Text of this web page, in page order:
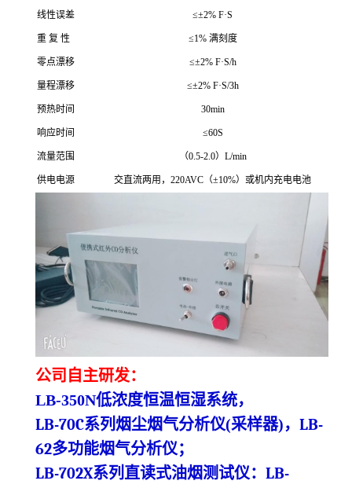
线性误差 ≤±2% F·S
重 复 性 ≤1% 满刻度
零点漂移 ≤±2% F·S/h
量程漂移 ≤±2% F·S/3h
预热时间 30min
响应时间 ≤60S
流量范围 （0.5-2.0）L/min
供电电源 交直流两用，220AVC（±10%）或机内充电电池
公司自主研发：
LB-350N低浓度恒温恒湿系统，
LB-70C系列烟尘烟气分析仪(采样器)， LB-
62多功能烟气分析仪；
LB-702X系列直读式油烟测试仪： LB-